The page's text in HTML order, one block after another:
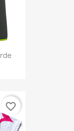
favorite_border